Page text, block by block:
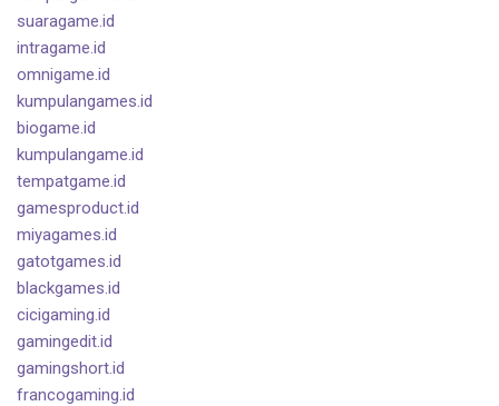
suaragame.id
intragame.id
omnigame.id
kumpulangames.id
biogame.id
kumpulangame.id
tempatgame.id
gamesproduct.id
miyagames.id
gatotgames.id
blackgames.id
cicigaming.id
gamingedit.id
gamingshort.id
francogaming.id